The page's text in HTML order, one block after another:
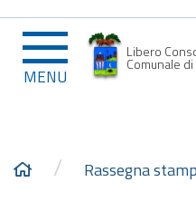
MENU
Libero
Comunale di
/ Rassegna